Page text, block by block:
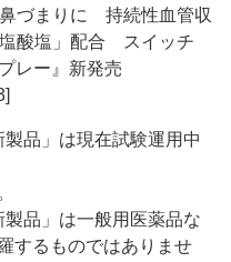
づまりに 持続性血管収
酸塩」配合 スイッチ
レー』新発売
品」は現在試験運用中
品」は一般用医薬品な
するものではありませ